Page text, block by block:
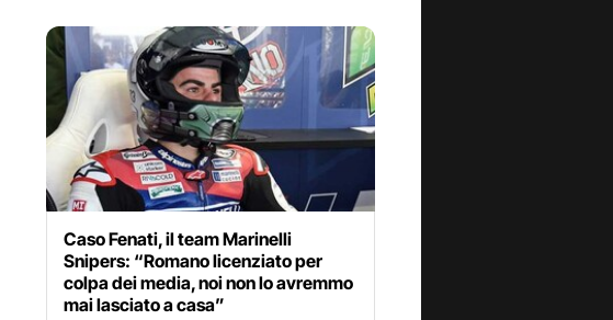
Caso Fenati, il team Marinelli
Snipers: “Romano licenziato per
colpa dei media, noi non lo avremmo
mai lasciato a casa”